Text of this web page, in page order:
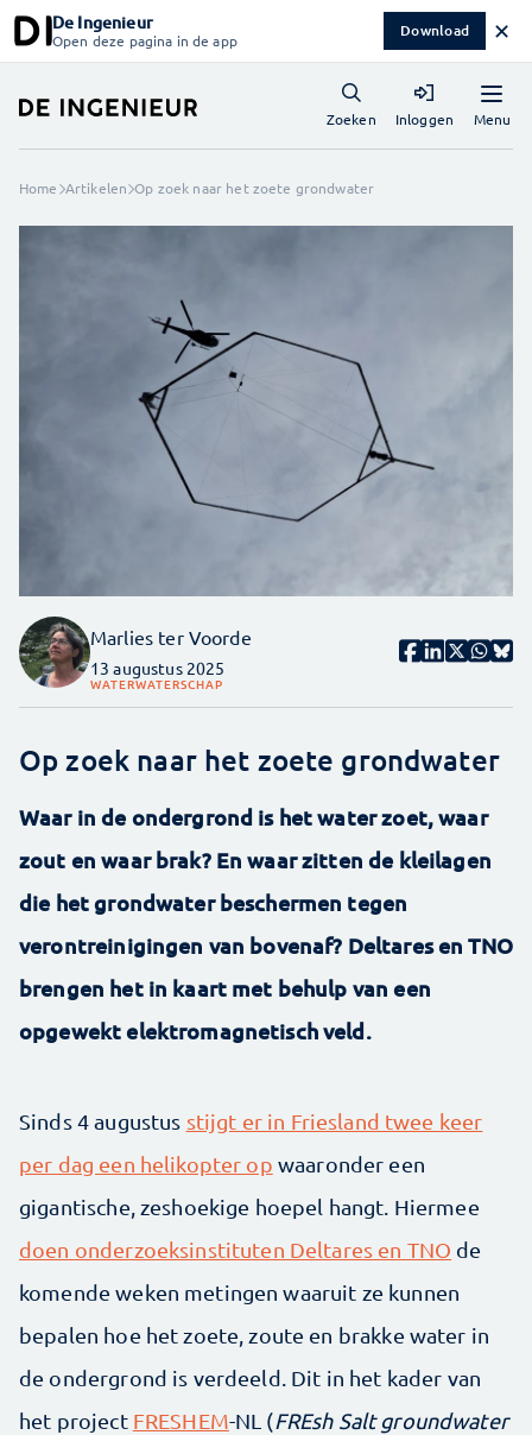
De Ingenieur
Open deze pagina in de app Download ✕
Menu
Zoeken Inloggen
Home Artikelen Op zoek naar het zoete grondwater
Marlies ter Voorde
13 augustus 2025
WATERWATERSCHAP
Op zoek naar het zoete grondwater
Waar in de ondergrond is het water zoet, waar
zout en waar brak? En waar zitten de kleilagen
die het grondwater beschermen tegen
verontreinigingen van bovenaf? Deltares en TNO
brengen het in kaart met behulp van een
opgewekt elektromagnetisch veld.
Sinds 4 augustus stijgt er in Friesland twee keer
per dag een helikopter op waaronder een
gigantische, zeshoekige hoepel hangt. Hiermee
doen onderzoeksinstituten Deltares en TNO de
komende weken metingen waaruit ze kunnen
bepalen hoe het zoete, zoute en brakke water in
de ondergrond is verdeeld. Dit in het kader van
het project FRESHEM-NL (FREsh Salt groundwater